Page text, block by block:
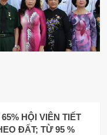
HỘI VIÊN TIẾT
ĐẤT; TỪ 95 %